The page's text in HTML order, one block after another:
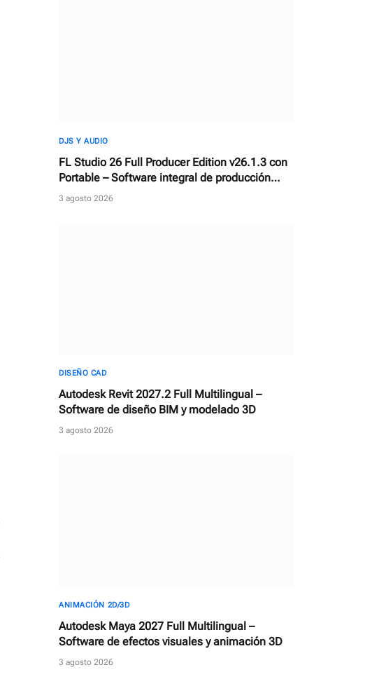
DJS Y AUDIO
FL Studio 26 Full Producer Edition v26.1.3 con
Portable – Software integral de producción
musical y estación de trabajo de audio digital
3 agosto 2026
DISEÑO CAD
Autodesk Revit 2027.2 Full Multilingual –
Software de diseño BIM y modelado 3D
3 agosto 2026
ANIMACIÓN 2D/3D
Autodesk Maya 2027 Full Multilingual –
Software de efectos visuales y animación 3D
3 agosto 2026